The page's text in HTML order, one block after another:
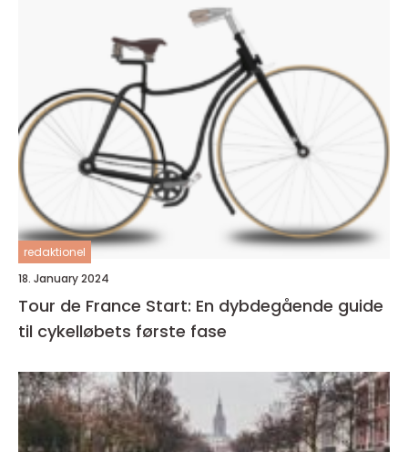
redaktionel
18. January 2024
Tour de France Start: En dybdegående guide
til cykelløbets første fase